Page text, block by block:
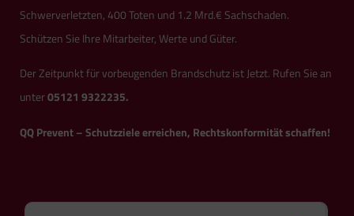
Schwerverletzten, 400 Toten und 1.2 Mrd.€ Sachschaden.
Schützen Sie Ihre Mitarbeiter, Werte und Güter.
Der Zeitpunkt für vorbeugenden Brandschutz ist Jetzt. Rufen Sie an
unter05121 9322235.
QQ Prevent – Schutzziele erreichen, Rechtskonformität schaffen!